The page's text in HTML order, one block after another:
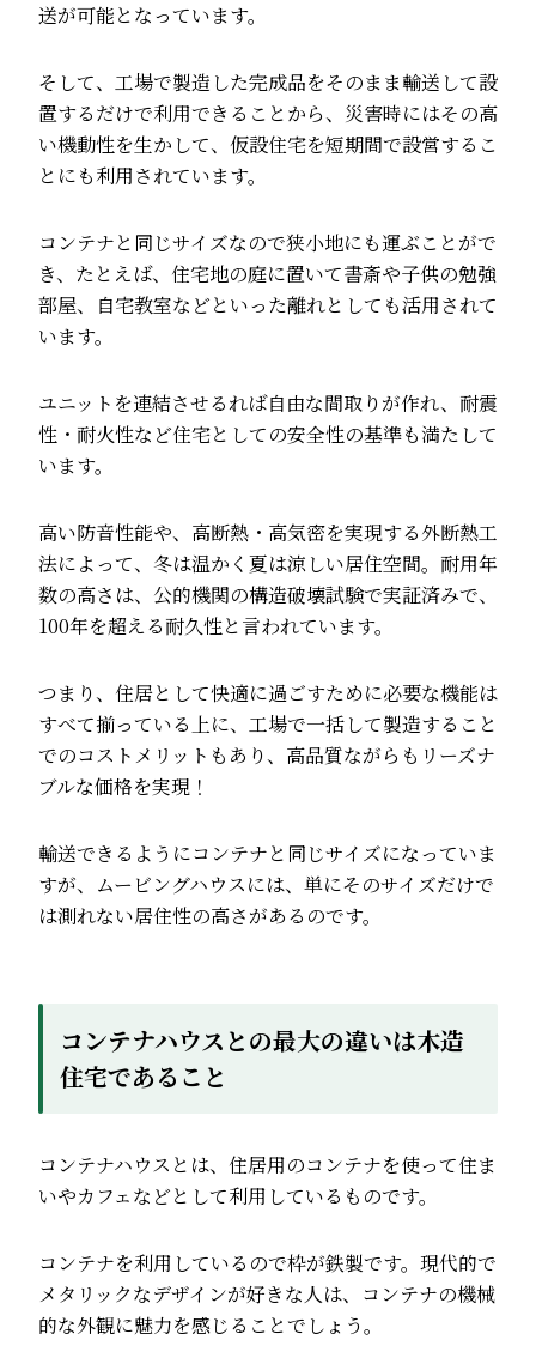
送が可能となっています。
そして、工場で製造した完成品をそのまま輸送して設
置するだけで利用できることから、災害時にはその高
い機動性を生かして、仮設住宅を短期間で設営するこ
とにも利用されています。
コンテナと同じサイズなので狭小地にも運ぶことがで
き、たとえば、住宅地の庭に置いて書斎や子供の勉強
部屋、自宅教室などといった離れとしても活用されて
います。
ユニットを連結させるれば自由な間取りが作れ、耐震
性・耐火性など住宅としての安全性の基準も満たして
います。
高い防音性能や、高断熱・高気密を実現する外断熱工
法によって、冬は温かく夏は涼しい居住空間。耐用年
数の高さは、公的機関の構造破壊試験で実証済みで、
100年を超える耐久性と言われています。
つまり、住居として快適に過ごすために必要な機能は
すべて揃っている上に、工場で一括して製造すること
でのコストメリットもあり、高品質ながらもリーズナ
ブルな価格を実現！
輸送できるようにコンテナと同じサイズになっていま
すが、ムービングハウスには、単にそのサイズだけで
は測れない居住性の高さがあるのです。
コンテナハウスとの最大の違いは木造
住宅であること
コンテナハウスとは、住居用のコンテナを使って住ま
いやカフェなどとして利用しているものです。
コンテナを利用しているので枠が鉄製です。現代的で
メタリックなデザインが好きな人は、コンテナの機械
的な外観に魅力を感じることでしょう。